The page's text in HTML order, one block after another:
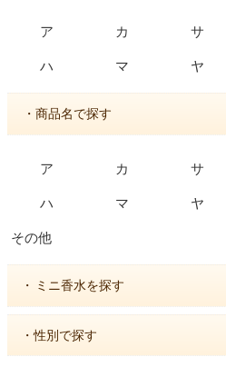
ア カ サ
ハ マ ヤ
・商品名で探す
ア カ サ
ハ マ ヤ
その他
・ ミニ香水を探す
・性別で探す